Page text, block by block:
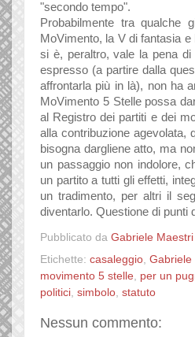
"secondo tempo".
Probabilmente tra
MoVimento, la V di fantasia
si è, peraltro, vale la pena
espresso (a partire dalla
affrontarla più in là), non ha
MoVimento 5 Stelle possa
al Registro dei partiti e dei
alla contribuzione agevolata,
bisogna dargliene atto, ma
un passaggio non indolore,
un partito a tutti gli effetti,
un tradimento, per altri il
diventarlo. Questione di punti
Pubblicato da Gabriele Maestri
Etichette: casaleggio Gabriele
movimento 5 stelle
per un
politici simbolo statuto
Nessun commento: